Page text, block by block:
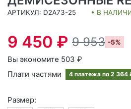
АРТИКУЛ: D2A73-25 • В
9 450 ₽ 9 953 -5%
Вы экономите 503 ₽
Плати частями
4 платежа по 2 364
Размер: